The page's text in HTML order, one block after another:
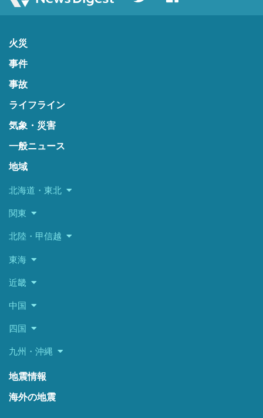
火災
事件
事故
ライフライン
気象・災害
一般ニュース
地域
北海道・東北
関東
北陸・甲信越
東海
近畿
中国
四国
九州・沖縄
地震情報
海外の地震